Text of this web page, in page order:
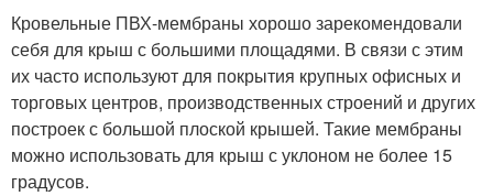
Кровельные ПВХ-мембраны хорошо зарекомендовали
себя для крыш с большими площадями. В связи с этим
их часто используют для покрытия крупных офисных и
торговых центров, производственных строений и других
построек с большой плоской крышей. Такие мембраны
можно использовать для крыш с уклоном не более 15
градусов.